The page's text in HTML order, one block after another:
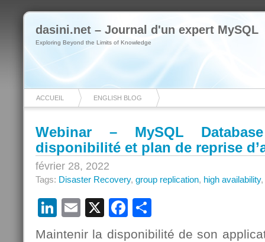
dasini.net – Journal d'un expert MySQL
Exploring Beyond the Limits of Knowledge
ACCUEIL ENGLISH BLOG
Webinar – MySQL
disponibilité et plan de reprise
février 28, 2022
Tags: Disaster Recovery, group replication, high availability,
LinkedIn
Email
X Facebook
Maintenir la disponibilité de son